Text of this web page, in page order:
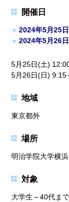
開催日
2024年5月25日
2024年5月26日
5月25日(土)
5月26日(日) 9:15
地域
東京都外
場所
明治学院大学横
対象
大学生～40代まで